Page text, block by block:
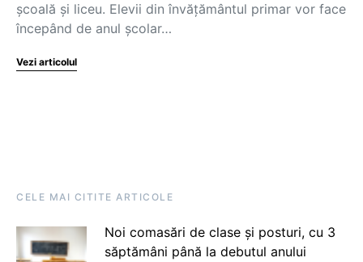
școală și liceu. Elevii din învățământul primar vor face
începând de anul școlar…
Vezi articolul
CELE MAI CITITE ARTICOLE
Noi comasări de clase și posturi, cu 3
săptămâni până la debutul anului